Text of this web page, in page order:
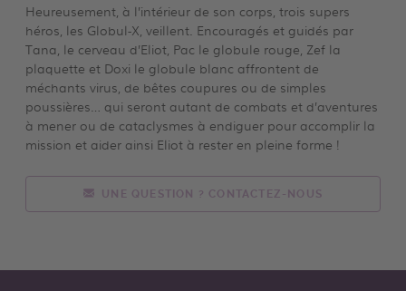
Heureusement, à l’intérieur de son corps, trois supers
héros, les Globul-X, veillent. Encouragés et guidés par
Tana, le cerveau d’Eliot, Pac le globule rouge, Zef la
plaquette et Doxi le globule blanc affrontent de
méchants virus, de bêtes coupures ou de simples
poussières… qui seront autant de combats et d’aventures
à mener ou de cataclysmes à endiguer pour accomplir la
mission et aider ainsi Eliot à rester en pleine forme !
UNE QUESTION ? CONTACTEZ-NOUS